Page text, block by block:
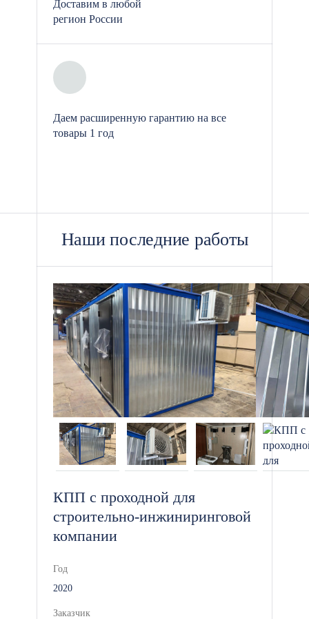
кровельные работы. Если вам нужно
быстрое и надежное решение для
строительной площадки, оставьте
заявку, и мы с радостью рассчитаем
стоимость, подберем необходимые
комплектующие и начнем сборку в
кратчайшие сроки.
Доставим в любой
регион России
Даем расширенную гарантию на все
товары 1 год
Наши последние работы
КПП с проходной для
строительно-инжиниринговой
компании
Год
2020
Заказчик